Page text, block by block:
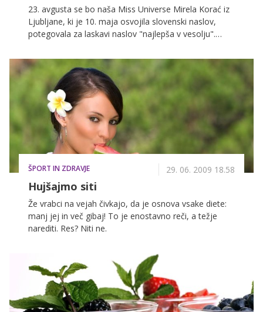
23. avgusta se bo naša Miss Universe Mirela Korać iz
Ljubljane, ki je 10. maja osvojila slovenski naslov,
potegovala za laskavi naslov "najlepša v vesolju".
predhodnica Anamarija Avbelj. Dobili sta se kar na
kavi.
ŠPORT IN ZDRAVJE 29. 06. 2009 18.58
Hujšajmo siti
Že vrabci na vejah čivkajo, da je osnova vsake diete:
manj jej in več gibaj! To je enostavno reči, a težje
narediti. Res? Niti ne.